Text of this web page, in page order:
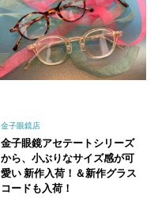
金子眼鏡店
金子眼鏡アセテートシリーズ
から、小ぶりなサイズ感が可
愛い 新作入荷！＆新作グラス
コードも入荷！